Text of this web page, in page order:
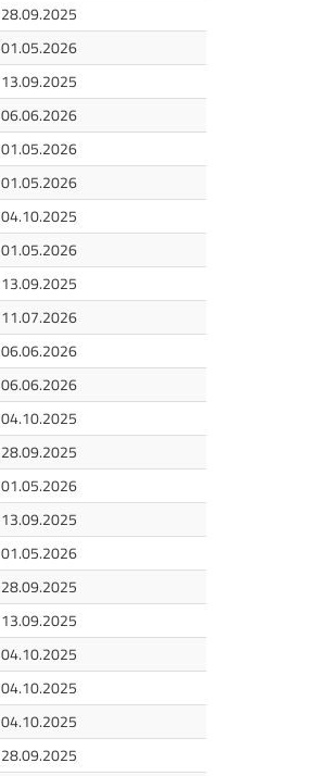
28.09.2025
01.05.2026
13.09.2025
06.06.2026
01.05.2026
01.05.2026
04.10.2025
01.05.2026
13.09.2025
11.07.2026
06.06.2026
06.06.2026
04.10.2025
28.09.2025
01.05.2026
13.09.2025
01.05.2026
28.09.2025
13.09.2025
04.10.2025
04.10.2025
04.10.2025
28.09.2025